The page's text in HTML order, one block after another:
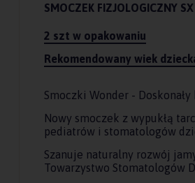
SMOCZEK FIZJOLOGICZNY
2 szt w opakowaniu
Rekomendowany wiek
Smoczki Wonder -
Nowy smoczek z wypukłą
pediatrów i stomatologów
Szanuje naturalny rozwój
Towarzystwo Stomatologów